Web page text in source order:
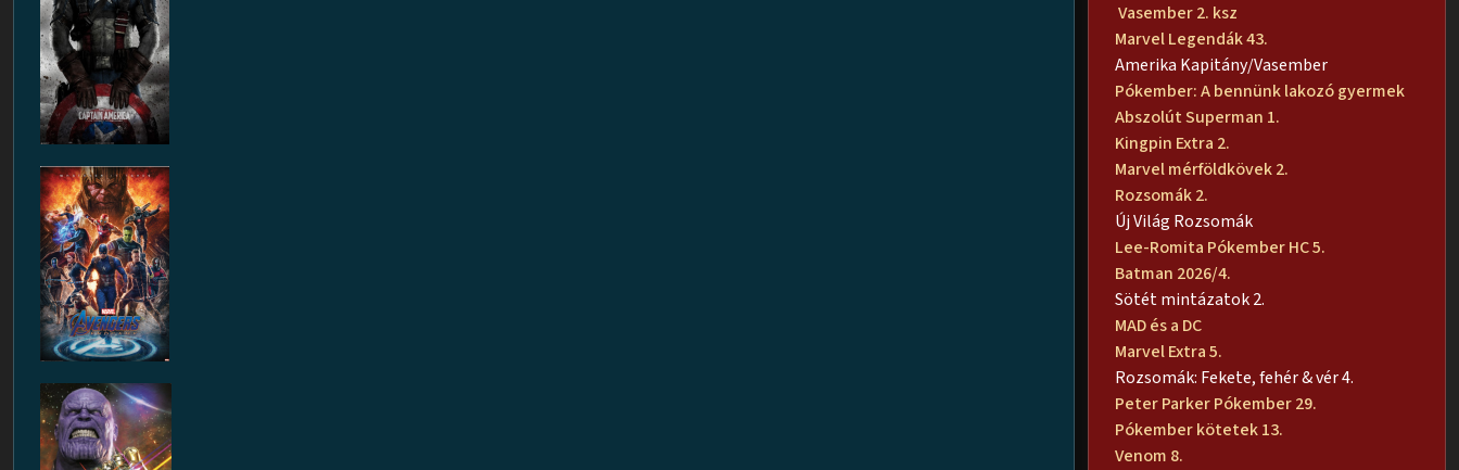
Vasember 2. ksz
Marvel Legendák 43.
Amerika Kapitány/Vasember
Pókember: A bennünk lakozó gyermek
Abszolút Superman 1.
Kingpin Extra 2.
Marvel mérföldkövek 2.
Rozsomák 2.
Új Világ Rozsomák
Lee-Romita Pókember HC 5.
Batman 2026/4.
Sötét mintázatok 2.
MAD és a DC
Marvel Extra 5.
Rozsomák: Fekete, fehér & vér 4.
Peter Parker Pókember 29.
Pókember kötetek 13.
Venom 8.